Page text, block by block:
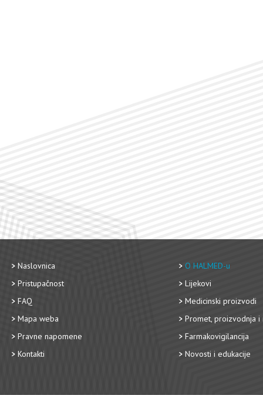
Naslovnica
Pristupačnost
FAQ
Mapa weba
Pravne napomene
Kontakti
O HALMED-u
Lijekovi
Medicinski proizvodi
Promet, proizvodnja i
Farmakovigilancija
Novosti i edukacije